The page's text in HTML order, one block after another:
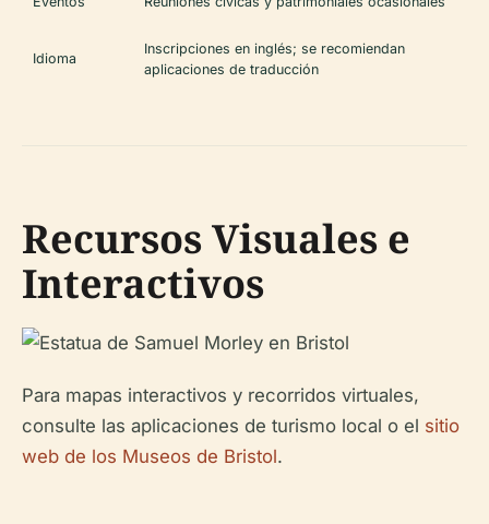
Idioma
Inscripciones en inglés; se recomiendan
aplicaciones de traducción
Recursos Visuales e
Interactivos
Para mapas interactivos y recorridos virtuales,
consulte las aplicaciones de turismo local o el sitio
web de los Museos de Bristol.